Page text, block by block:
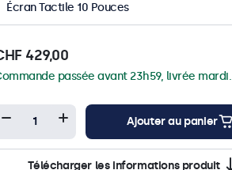
Écran Tactile 10 Pouces
429,00
passée avant 23h59, livrée mardi.
Ajouter au panier
Télécharger les informations produit